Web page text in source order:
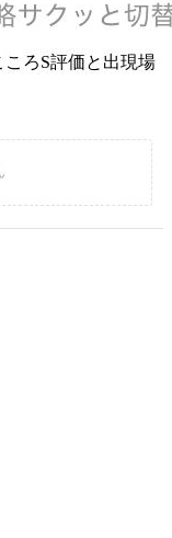
ころS評価と出現場